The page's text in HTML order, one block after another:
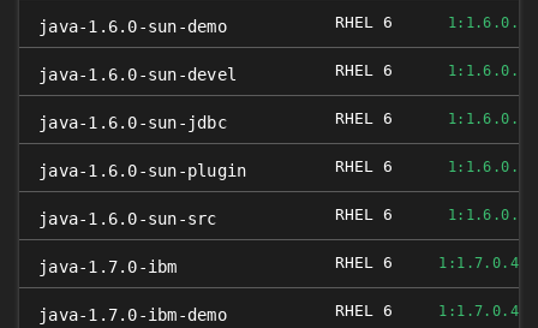
java-1.6.0-sun-demo RHEL 6
java-1.6.0-sun-devel RHEL 6
java-1.6.0-sun-jdbc RHEL 6
java-1.6.0-sun-plugin RHEL 6
java-1.6.0-sun-src RHEL 6
java-1.7.0-ibm RHEL 6 1:1.7.0.4.0-
java-1.7.0-ibm-demo RHEL 6 1:1.7.0.4.0-